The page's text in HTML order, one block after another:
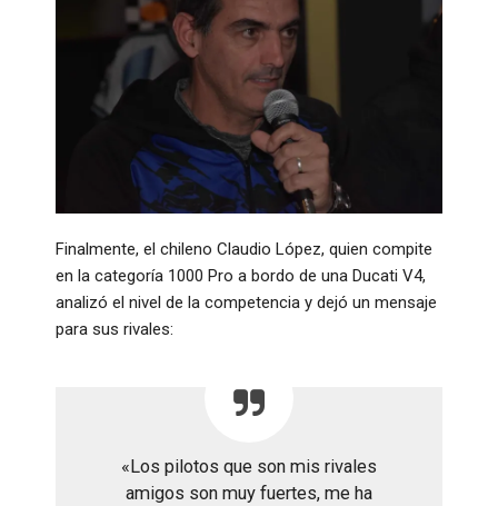
Finalmente, el chileno Claudio López, quien compite
en la categoría 1000 Pro a bordo de una Ducati V4,
analizó el nivel de la competencia y dejó un mensaje
para sus rivales:
«Los pilotos que son mis rivales
amigos son muy fuertes, me ha